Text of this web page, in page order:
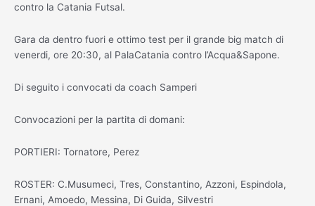
contro la Catania Futsal.
Gara da dentro fuori e ottimo test per il grande big match di
venerdi, ore 20:30, al PalaCatania contro l’Acqua&Sapone.
Di seguito i convocati da coach Samperi
Convocazioni per la partita di domani:
PORTIERI: Tornatore, Perez
ROSTER: C.Musumeci, Tres, Constantino, Azzoni, Espindola,
Ernani, Amoedo, Messina, Di Guida, Silvestri